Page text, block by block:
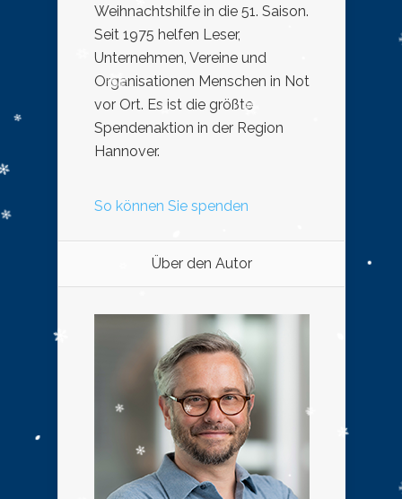
Weihnachtshilfe in die 51. Saison.
Seit 1975 helfen Leser,
Unternehmen, Vereine und
Organisationen Menschen in Not
vor Ort. Es ist die größte
Spendenaktion in der Region
Hannover.
So können Sie spenden
Über den Autor